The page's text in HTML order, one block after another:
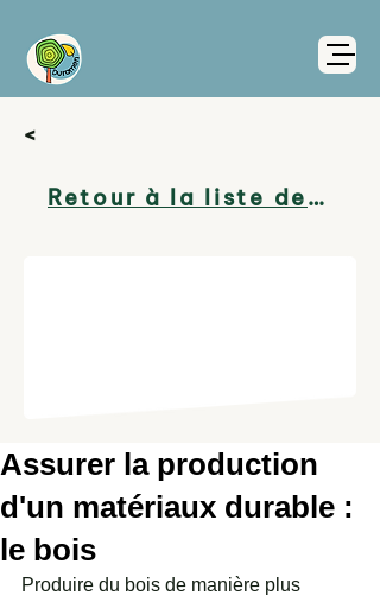
<
Retour à la liste des projets
Assurer la production
d'un matériaux durable :
le bois
Produire du bois de manière plus